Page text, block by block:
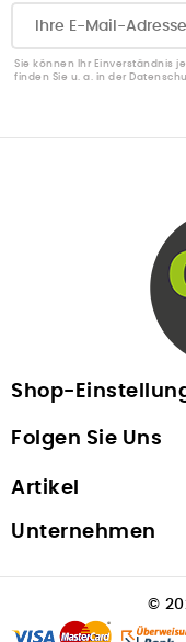
Sie können Ihr Einverständnis
finden Sie u. a. in der
Shop-
Folgen Sie Uns
Artikel
Unternehmen
©